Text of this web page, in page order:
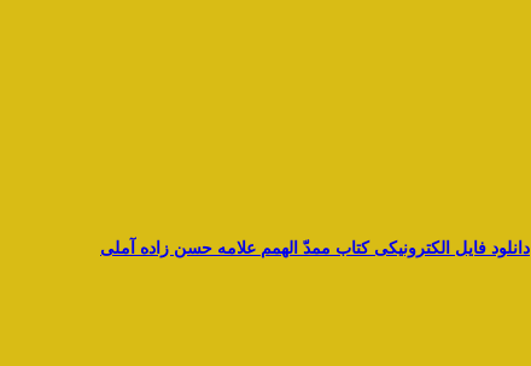
دانلود فایل الکترونیکی کتاب ممدّ الهمم علامه حسن زاده آملی